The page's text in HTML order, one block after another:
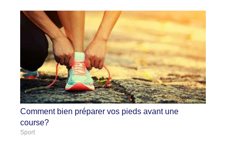
Comment bien préparer vos pieds avant une
course?
Sport